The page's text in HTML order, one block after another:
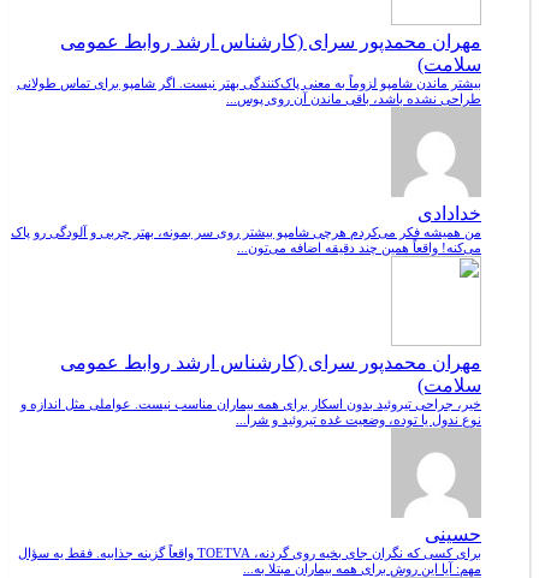
مهران محمدپور سرای (کارشناس ارشد روابط عمومی
سلامت)
بیشتر ماندن شامپو لزوماً به معنی پاک‌کنندگی بهتر نیست. اگر شامپو برای تماس طولانی
طراحی نشده باشد، باقی ماندن آن روی پوس...
خدادادی
من همیشه فکر می‌کردم هرچی شامپو بیشتر روی سر بمونه، بهتر چربی و آلودگی رو پاک
می‌کنه! واقعاً همین چند دقیقه اضافه می‌تون...
مهران محمدپور سرای (کارشناس ارشد روابط عمومی
سلامت)
خیر، جراحی تیروئید بدون اسکار برای همه بیماران مناسب نیست. عواملی مثل اندازه و
نوع ندول یا توده، وضعیت غده تیروئید و شرا...
حسینی
برای کسی که نگران جای بخیه روی گردنه، TOETVA واقعاً گزینه جذابیه. فقط یه سؤال
مهم: آیا این روش برای همه بیماران مبتلا به...